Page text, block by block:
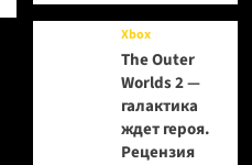
Xbox
The Outer
Worlds 2 —
галактика
ждет героя.
Рецензия